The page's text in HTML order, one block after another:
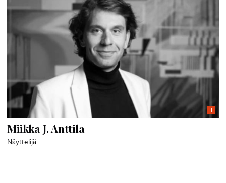
Miikka J. Anttila
Näyttelijä